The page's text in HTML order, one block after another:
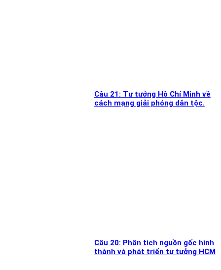
Câu 21: Tư tưởng Hồ Chí Minh về
cách mạng giải phóng dân tộc.
Câu 20: Phân tích nguồn gốc hình
thành và phát triển tư tưởng HCM